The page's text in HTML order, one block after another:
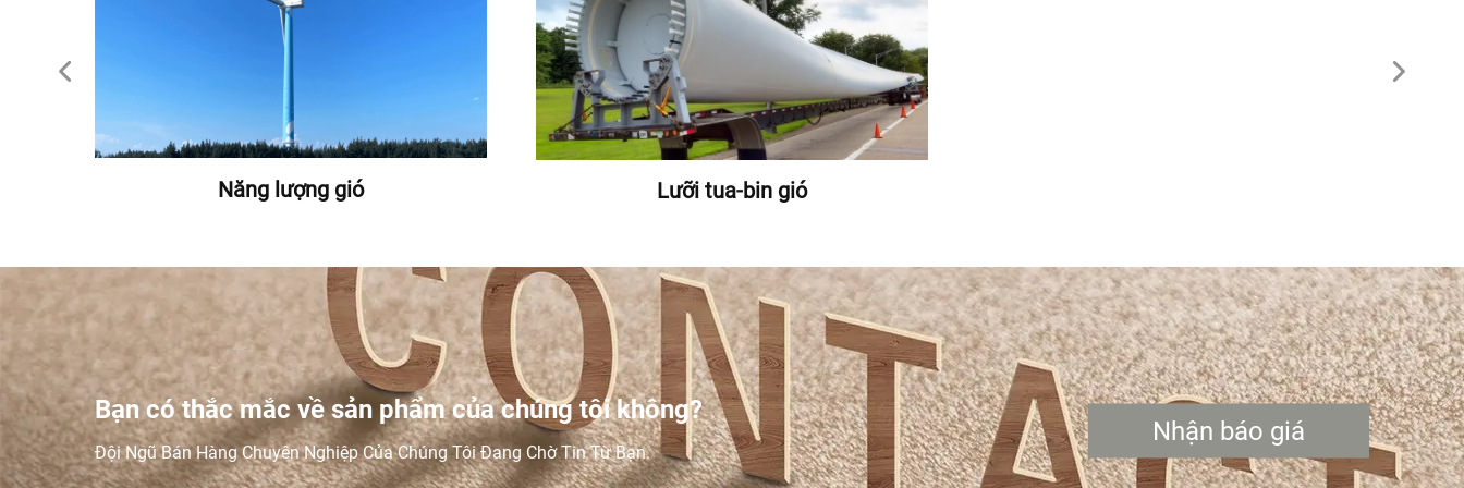
Năng lượng gió Lưỡi tua-bin gió
Bạn có thắc mắc về sản phẩm của chúng tôi không?
Đội Ngũ Bán Hàng Chuyên Nghiệp Của Chúng Tôi Đang Chờ Tin Từ Bạn.
Nhận báo giá